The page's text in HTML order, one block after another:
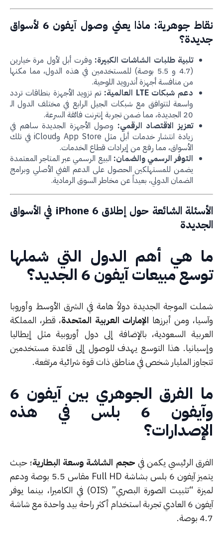
نقاط جوهرية: ماذا يعني وصول آيفون 6 لأسواق
تلبية طلبات الشاشات الكبيرة:وفرت أبل لأول مرة خيارين
(4.7 و 5.5 بوصة) للمستخدمين في هذه الدول، مما مكنها
من منافسة أجهزة أندرويد اللوحية.
دعم شبكات LTE العالمية:
تم تزويد الأجهزة بنطاقات تردد
واسعة لتتوافق مع شبكات الجيل الرابع في مختلف الدول الـ
تعزيز الاقتصاد الرقمي:وصول الأجهزة الجديدة ساهم في
زيادة انتشار خدمات أبل مثل App Store وiCloud في تلك
الأسواق، مما رفع من إيرادات قطاع الخدمات.
التوفر الرسمي والضمان:البيع الرسمي عبر المتاجر المعتمدة
يضمن للمستهلكين الحصول على الدعم الفني الأصلي وبرامج
الضمان الدولي، بعيداً عن مخاطر السوق الرمادية.
الأسئلة الشائعة حول إطلاق iPhone 6 في الأسواق
هي أهم الدول التي شملها
مبيعات آيفون 6 الجديد؟
الموجة الجديدة دولاً هامة في الشرق الأوسط وأوروبا
ومن أبرزهاالإمارات العربية المتحدة، قطر، المملكة
السعودية، بالإضافة إلى دول أوروبية مثل إيطاليا
هذا التوسع يهدف للوصول إلى قاعدة مستخدمين
المليار شخص في مناطق ذات قوة شرائية مرتفعة.
ما الفرق الجوهري بين آيفون 6
وآيفون 6 بلس في هذه
الرئيسي يكمن فيحجم الشاشة وسعة البطارية؛ حيث
يتميز آيفون 6 بلس بشاشة Full HD مقاس 5.5 بوصة ودعم
لميزة “تثبيت الصورة البصري” (OIS) في الكاميرا، بينما يوفر
آيفون 6 العادي تجربة استخدام أكثر راحة بيد واحدة مع شاشة